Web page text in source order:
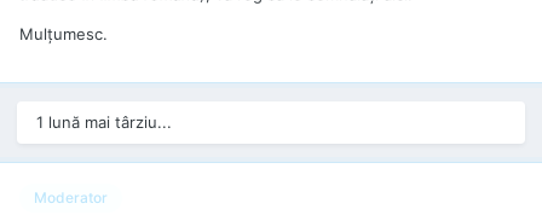
Mulţumesc.
1 lună mai târziu...
Moderator